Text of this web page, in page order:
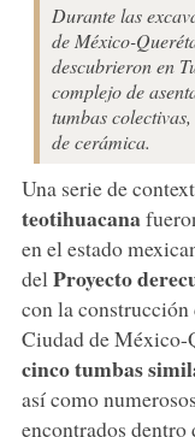
Durante las
de México-
descubrieron en
complejo de
tumbas
de cerámica.
Una serie de
teotihuacana
en el estado
del Proyectode
con la construcción
Ciudad de México-
cinco tumbas
así como
encontrados dentro